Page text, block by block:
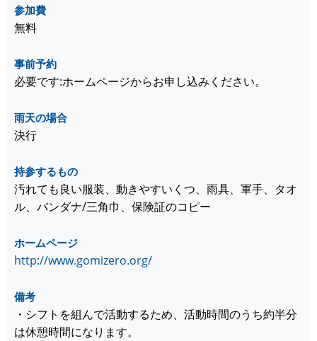
参加費
無料
事前予約
必要です:ホームページからお申し込みください。
雨天の場合
決行
持参するもの
汚れても良い服装、動きやすいくつ、雨具、軍手、タオ
ル、バンダナ/三角巾、保険証のコピー
ホームページ
http://www.gomizero.org/
備考
・シフトを組んで活動するため、活動時間のうち約半分
は休憩時間になります。